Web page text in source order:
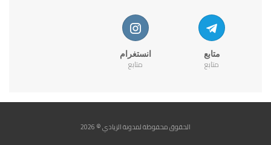
متابع
متابع
انستغرام
متابع
الحقوق محفوظة لمدونة الزيادي © 2026